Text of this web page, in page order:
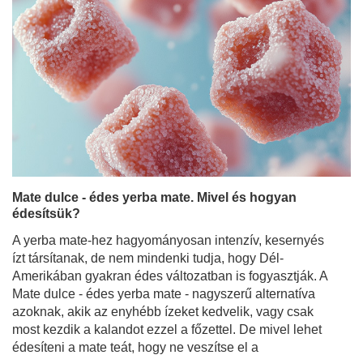
Mate dulce - édes yerba mate. Mivel és hogyan
édesítsük?
A yerba mate-hez hagyományosan intenzív, kesernyés
ízt társítanak, de nem mindenki tudja, hogy Dél-
Amerikában gyakran édes változatban is fogyasztják. A
Mate dulce - édes yerba mate - nagyszerű alternatíva
azoknak, akik az enyhébb ízeket kedvelik, vagy csak
most kezdik a kalandot ezzel a főzettel. De mivel lehet
édesíteni a mate teát, hogy ne veszítse el a